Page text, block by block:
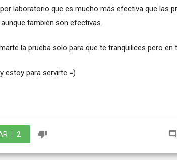
laboratorio que es mucho más efectiva que las
también son efectivas.
la prueba solo para que te tranquilices pero
estoy para servirte =)
2